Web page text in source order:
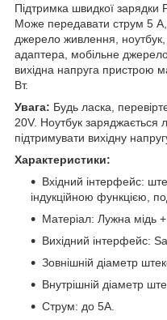
Підтримка швидкої зарядки
Може передавати струм 5
джерело живлення,
адаптера, мобільне
вихідна напруга пристрою
Вт.
Увага: Будь ласка,
20V. Ноутбук заряджається
підтримувати вихідну
Характеристики:
Вхідний інтерфейс:
індукційною функцією,
Матеріал: Лужна мідь
Вихідний інтерфейс:
Зовнішній діаметр
Внутрішній діаметр
Струм: до 5A.